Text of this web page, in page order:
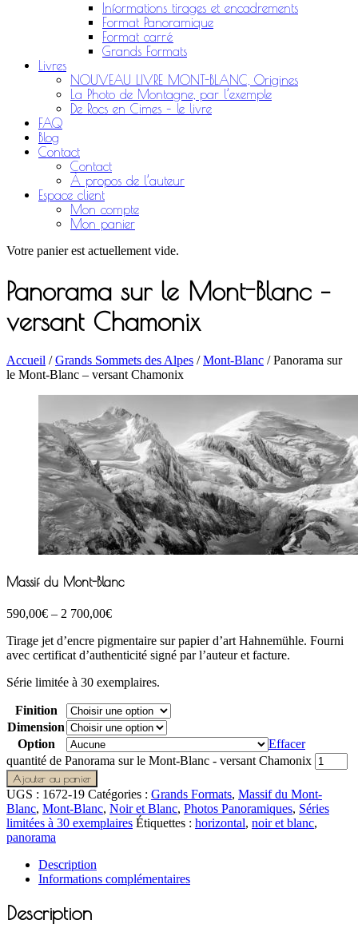
Informations tirages et encadrements
Format Panoramique
Format carré
Grands Formats
Livres
NOUVEAU LIVRE MONT-BLANC, Origines
La Photo de Montagne, par l’exemple
De Rocs en Cimes – le livre
FAQ
Blog
Contact
Contact
À propos de l’auteur
Espace client
Mon compte
Mon panier
Votre panier est actuellement vide.
Panorama sur le Mont-Blanc –
versant Chamonix
Accueil /Grands Sommets des Alpes /Mont-Blanc / Panorama sur
le Mont-Blanc – versant Chamonix
Massif du Mont-Blanc
590,00€ – 2 700,00€
Tirage jet d’encre pigmentaire sur papier d’art Hahnemühle. Fourni
avec certificat d’authenticité signé par l’auteur et facture.
Série limitée à 30 exemplaires.
Finition
Dimension
Option
Effacer
quantité de Panorama sur le Mont-Blanc - versant Chamonix
Ajouter au panier
UGS : 1672-19 Catégories : Grands Formats, Massif du Mont-
Blanc, Mont-Blanc, Noir et Blanc, Photos Panoramiques, Séries
limitées à 30 exemplaires Étiquettes : horizontal, noir et blanc,
panorama
Description
Informations complémentaires
Description